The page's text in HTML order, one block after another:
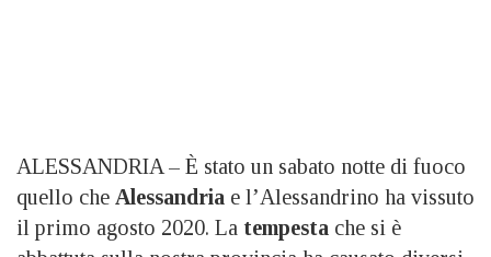
ALESSANDRIA – È stato un sabato notte di fuoco
quello che Alessandria e l’Alessandrino ha vissuto
il primo agosto 2020. La tempesta che si è